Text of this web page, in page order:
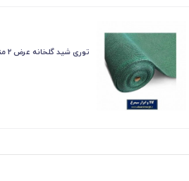
توری شید گلخانه عرض ۲ متر تراکم ۸۰ درصد SRS-001